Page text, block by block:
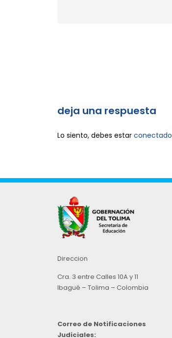
deja una respuesta
Lo siento, debes estar conectado
Direccion
Cra. 3 entre Calles 10A y 11
Ibagué – Tolima – Colombia
Correo de Notificaciones
Judiciales: